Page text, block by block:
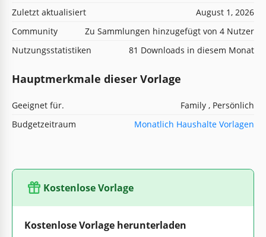
Zuletzt aktualisiert
August 1, 2026
Community
Zu Sammlungen hinzugefügt von 4 Nutzer
Nutzungsstatistiken
81 Downloads in diesem Monat
Hauptmerkmale dieser Vorlage
Geeignet für.
Family , Persönlich
Budgetzeitraum
Monatlich Haushalte Vorlagen
Kostenlose Vorlage
Kostenlose Vorlage herunterladen